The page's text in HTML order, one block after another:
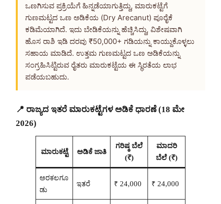
ಒಣಗಿಸುವ ಪ್ರಕ್ರಿಯೆಗೆ ಹಿನ್ನಡೆಯಾಗುತ್ತಿದ್ದು, ಮಾರುಕಟ್ಟೆಗೆ
ಗುಣಮಟ್ಟದ ಒಣ ಅಡಿಕೆಯ (Dry Arecanut) ಪೂರೈಕೆ
ಕಡಿಮೆಯಾಗಿದೆ. ಇದು ಬೇಡಿಕೆಯನ್ನು ಹೆಚ್ಚಿಸಿದ್ದು, ವಿಶೇಷವಾಗಿ
ಹೊಸ ರಾಶಿ ಇಡಿ ದರವು ₹50,000+ ಗಡಿಯನ್ನು ಕಾಯ್ದುಕೊಳ್ಳಲು
ಸಹಾಯ ಮಾಡಿದೆ. ಉತ್ತಮ ಗುಣಮಟ್ಟದ ಒಣ ಅಡಿಕೆಯನ್ನು
ಸಂಗ್ರಹಿಸಿಟ್ಟಿರುವ ರೈತರು ಮಾರುಕಟ್ಟೆಯ ಈ ಸ್ಥಿರತೆಯ ಲಾಭ
ಪಡೆಯಬಹುದು.
📍 ರಾಜ್ಯದ ಇತರೆ ಮಾರುಕಟ್ಟೆಗಳ ಅಡಿಕೆ ಧಾರಣೆ (18 ಮೇ
2026)
ಮಾರುಕಟ್ಟೆ ಅಡಿಕೆ ಜಾತಿ
ಗರಿಷ್ಠ ಬೆಲೆ
(₹)
ಮಾದರಿ
ಬೆಲೆ (₹)
ಅರಕಲಗೂ
ಡು
ಇತರೆ ₹ 24,000 ₹ 24,000